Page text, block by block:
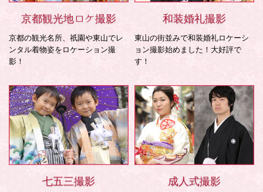
京都観光地ロケ撮影
京都の観光名所、祇園や東山でレ
ンタル着物姿をロケーション撮
影！
和装婚礼撮影
東山の街並みで和装婚礼ロケーシ
ョン撮影始めました！大好評で
す！
七五三撮影 成人式撮影